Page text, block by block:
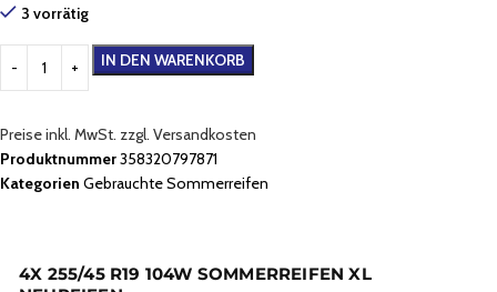
3 vorrätig
IN DEN WARENKORB
Preise inkl. MwSt. zzgl. Versandkosten
Produktnummer358320797871
Kategorien Gebrauchte Sommerreifen
4X 255/45 R19 104W SOMMERREIFEN XL